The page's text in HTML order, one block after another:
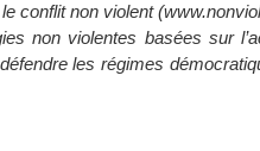
conflit non violent
non violentes basées sur
les régimes